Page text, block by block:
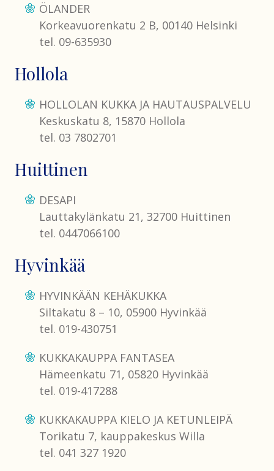
ÖLANDER
Korkeavuorenkatu 2 B, 00140 Helsinki
tel. 09-635930
Hollola
HOLLOLAN KUKKA JA HAUTAUSPALVELU
Keskuskatu 8, 15870 Hollola
tel. 03 7802701
Huittinen
DESAPI
Lauttakylänkatu 21, 32700 Huittinen
tel. 0447066100
Hyvinkää
HYVINKÄÄN KEHÄKUKKA
Siltakatu 8 – 10, 05900 Hyvinkää
tel. 019-430751
KUKKAKAUPPA FANTASEA
Hämeenkatu 71, 05820 Hyvinkää
tel. 019-417288
KUKKAKAUPPA KIELO JA KETUNLEIPÄ
Torikatu 7, kauppakeskus Willa
tel. 041 327 1920